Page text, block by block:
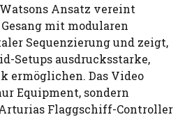
Ansatz vereint
mit modularen
Sequenzierung und zeigt,
Setups ausdrucksstarke,
ermöglichen. Das Video
Equipment, sondern
Flaggschiff-Controller